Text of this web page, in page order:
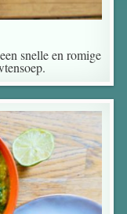
snelle en romige